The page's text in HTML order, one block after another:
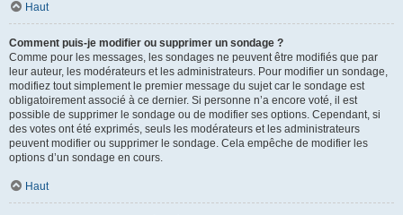
Haut
Comment puis-je modifier ou supprimer un sondage ?
Comme pour les messages, les sondages ne peuvent être modifiés que par
leur auteur, les modérateurs et les administrateurs. Pour modifier un sondage,
modifiez tout simplement le premier message du sujet car le sondage est
obligatoirement associé à ce dernier. Si personne n’a encore voté, il est
possible de supprimer le sondage ou de modifier ses options. Cependant, si
des votes ont été exprimés, seuls les modérateurs et les administrateurs
peuvent modifier ou supprimer le sondage. Cela empêche de modifier les
options d’un sondage en cours.
Haut